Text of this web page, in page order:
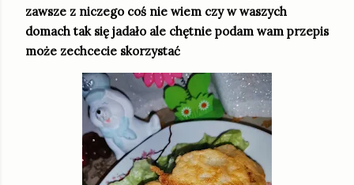
zawsze z niczego coś nie wiem czy w waszych
domach tak się jadało ale chętnie podam wam przepis
może zechcecie skorzystać